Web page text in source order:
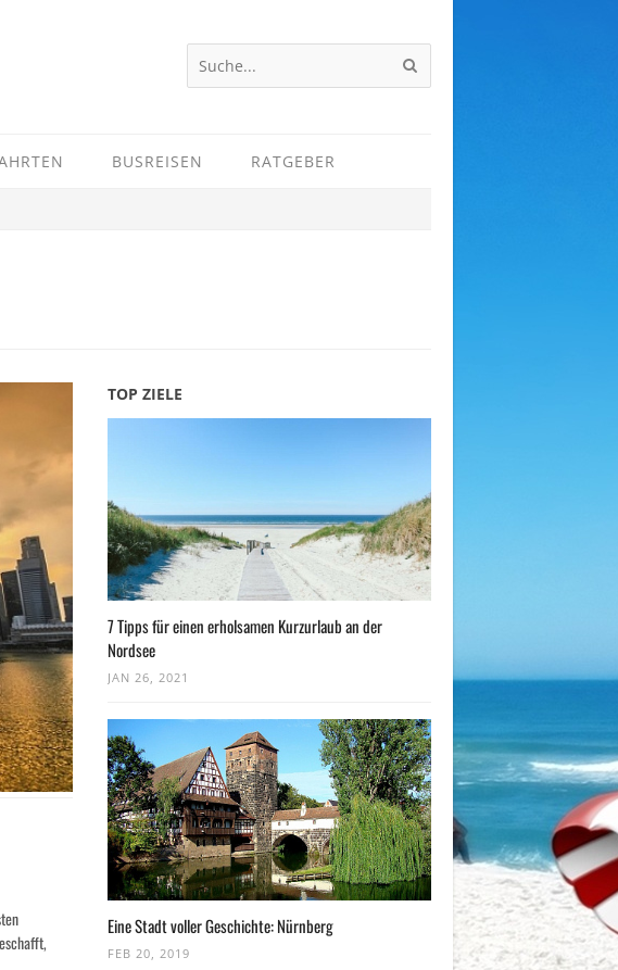
BUSREISEN RATGEBER
TOP ZIELE
7 Tipps für einen erholsamen Kurzurlaub an der
Nordsee
JAN 26, 2021
Eine Stadt voller Geschichte: Nürnberg
FEB 20, 2019